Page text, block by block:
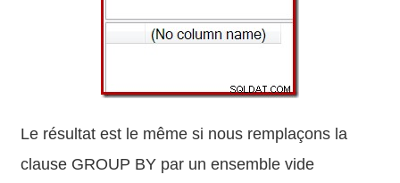
Le résultat est le même si nous remplaçons la
clause GROUP BY par un ensemble vide